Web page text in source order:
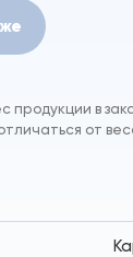
продукции в
от